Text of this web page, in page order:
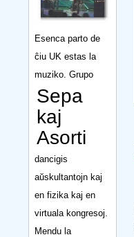
Esenca parto de
ĉiu UK estas la
muziko. Grupo
Sepa
kaj
Asorti
dancigis
aŭskultantojn kaj
en fizika kaj en
virtuala kongresoj.
Mendu la